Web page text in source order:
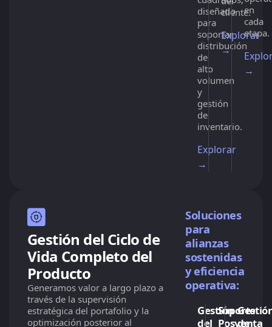
diseñado
para
soportar
distribución
de
alto
volumen
y
gestión
de
inventario.
Explorar
→
cliente.
Explorar
→
en
cada
etapa.
→
Gestión del Ciclo de
Vida Completo del
Producto
Generamos valor a largo plazo a
través de la supervisión
estratégica del portafolio y la
optimización posterior al
Soluciones
para
alianzas
sostenidas
y eficiencia
operativa:
Gestión
del
Soporte
Posventa
de